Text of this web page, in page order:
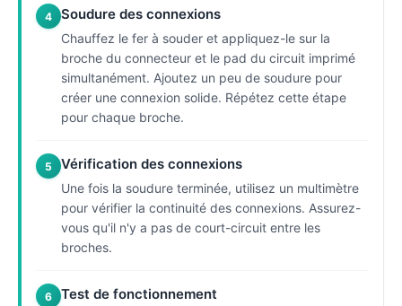
4 Soudure des connexions
Chauffez le fer à souder et appliquez-le sur la
broche du connecteur et le pad du circuit imprimé
simultanément. Ajoutez un peu de soudure pour
créer une connexion solide. Répétez cette étape
pour chaque broche.
5 Vérification des connexions
Une fois la soudure terminée, utilisez un multimètre
pour vérifier la continuité des connexions. Assurez-
vous qu'il n'y a pas de court-circuit entre les
broches.
6 Test de fonctionnement